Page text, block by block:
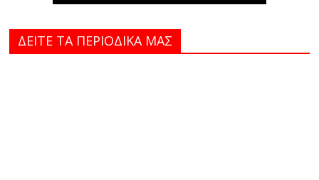
ΔΕΙΤΕ ΤΑ ΠΕΡΙΟΔΙΚΑ MAΣ